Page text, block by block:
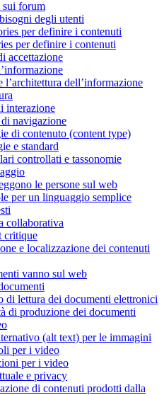
sui forum
degli utenti
per definire i contenuti
per definire i contenuti
accettazione
dell’informazione
interazione
navigazione
di contenuto (content type)
e standard
controllati e tassonomie
le persone sul web
per un linguaggio semplice
collaborativa
critique
e localizzazione dei contenuti
vanno sul web
di lettura dei documenti elettronici
di produzione dei documenti
(alt text) per le immagini
per i video
per i video
e privacy
di contenuti prodotti dalla